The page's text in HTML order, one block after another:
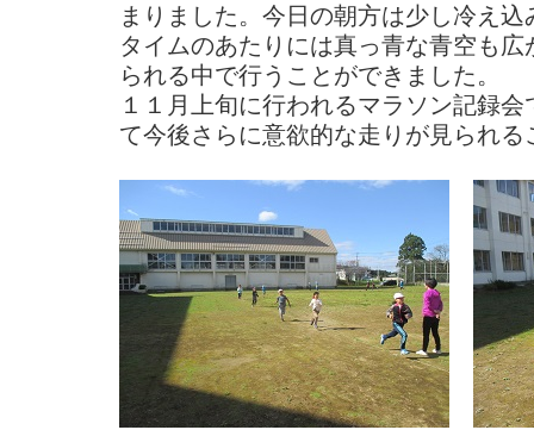
まりました。今日の朝方は少し冷え
タイムのあたりには真っ青な青空も
られる中で行うことができました。
１１月上旬に行われるマラソン記録
て今後さらに意欲的な走りが見られる